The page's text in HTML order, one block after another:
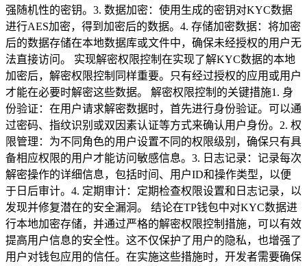
强随机性的密钥。3. 数据加密：使用生成的密钥对KYC数据
进行AES加密，得到加密后的数据。4. 存储加密数据：将加密
后的数据存储在本地数据库或文件中，确保未经授权的用户无
法直接访问。 实现解密权限控制在实现了解KYC数据的本地
加密后，解密权限控制同样重要。只有经过授权的应用或用户
才能在必要时解密这些数据。 解密权限控制的关键措施1. 身
份验证：在用户请求解密数据时，首先进行身份验证。可以通
过密码、指纹识别或双因素认证等方式来确认用户身份。2. 权
限管理：为不同角色的用户设置不同的权限级别，确保只有具
备相应权限的用户才能访问敏感信息。3. 日志记录：记录每次
解密操作的详细信息，包括时间、用户ID和操作类型，以便
于日后审计。4. 定期审计：定期检查权限设置和日志记录，以
发现并修复潜在的安全漏洞。 结论在TP钱包中对KYC数据进
行本地加密存储，并通过严格的解密权限控制措施，可以有效
提高用户信息的安全性。这不仅保护了用户的隐私，也增强了
用户对钱包应用的信任。在实施这些措施时，开发者需要确保